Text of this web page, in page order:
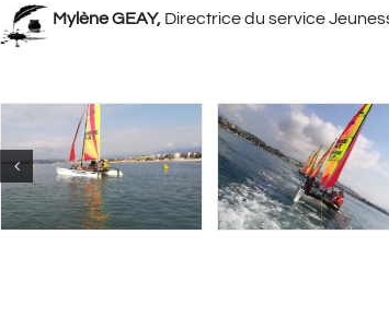
Mylène GEAY, Directrice du service